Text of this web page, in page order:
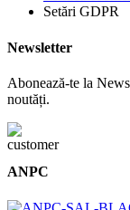
Setări GDPR
Newsletter
Abonează-te la
noutăți.
ANPC